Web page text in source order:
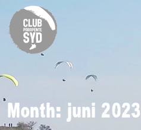
Month: juni 2023